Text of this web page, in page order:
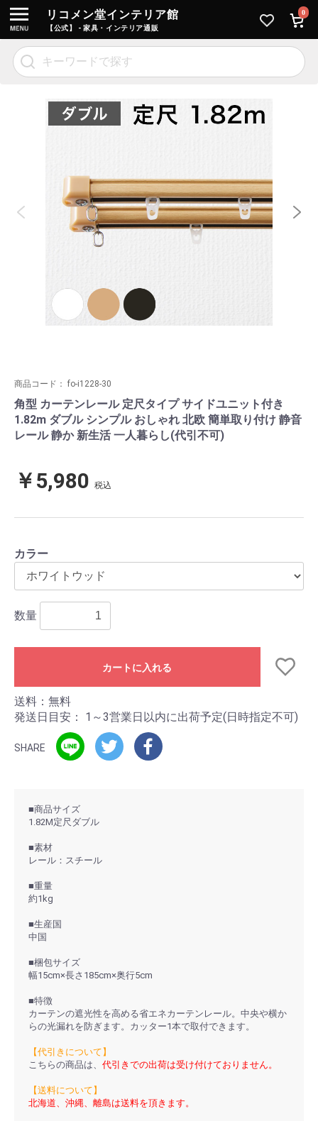
リコメン堂インテリア館
【公式】 - 家具・インテリア通販
0
商品コード： fo-i1228-30
角型 カーテンレール 定尺タイプ サイドユニット付き
1.82m ダブル シンプル おしゃれ 北欧 簡単取り付け 静音
レール 静か 新生活 一人暮らし(代引不可)
￥5,980 税込
カラー
数量
カートに入れる
送料：無料
発送日目安：
1～3営業日以内に出荷予定(日時指定不可)
SHARE
■商品サイズ
1.82M定尺ダブル
■素材
レール：スチール
■重量
約1kg
■生産国
中国
■梱包サイズ
幅15cm×長さ185cm×奥行5cm
■特徴
カーテンの遮光性を高める省エネカーテンレール。中央や横か
らの光漏れを防ぎます。カッター1本で取付できます。
【代引きについて】
こちらの商品は、 代引きでの出荷は受け付けておりません。
【送料について】
北海道、沖縄、離島は送料を頂きます。